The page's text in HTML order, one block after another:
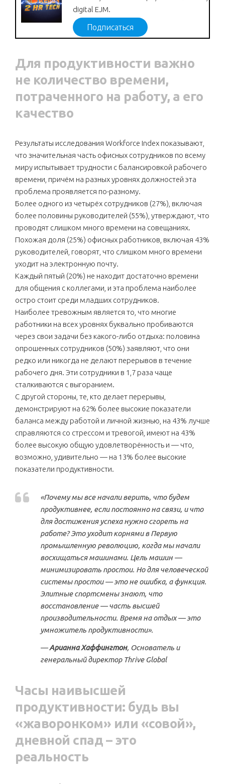
digital EJM.
Подписаться
Для продуктивности важно
не количество времени,
потраченного на работу, а его
качество
Результаты исследования Workforce Index показывают,
что значительная часть офисных сотрудников по всему
миру испытывает трудности с балансировкой рабочего
времени, причём на разных уровнях должностей эта
проблема проявляется по-разному.
Более одного из четырёх сотрудников (27%), включая
более половины руководителей (55%), утверждают, что
проводят слишком много времени на совещаниях.
Похожая доля (25%) офисных работников, включая 43%
руководителей, говорят, что слишком много времени
уходит на электронную почту.
Каждый пятый (20%) не находит достаточно времени
для общения с коллегами, и эта проблема наиболее
остро стоит среди младших сотрудников.
Наиболее тревожным является то, что многие
работники на всех уровнях буквально пробиваются
через свои задачи без какого-либо отдыха: половина
опрошенных сотрудников (50%) заявляют, что они
редко или никогда не делают перерывов в течение
рабочего дня. Эти сотрудники в 1,7 раза чаще
сталкиваются с выгоранием.
С другой стороны, те, кто делает перерывы,
демонстрируют на 62% более высокие показатели
баланса между работой и личной жизнью, на 43% лучше
справляются со стрессом и тревогой, имеют на 43%
более высокую общую удовлетворённость и — что,
возможно, удивительно — на 13% более высокие
показатели продуктивности.
«Почему мы все начали верить, что будем
продуктивнее, если постоянно на связи, и что
для достижения успеха нужно сгореть на
работе? Это уходит корнями в Первую
промышленную революцию, когда мы начали
восхищаться машинами. Цель машин —
минимизировать простои. Но для человеческой
системы простои — это не ошибка, а функция.
Элитные спортсмены знают, что
восстановление — часть высшей
производительности. Время на отдых — это
умножитель продуктивности».
—Арианна Хаффингтон, Основатель и
генеральный директор Thrive Global
Часы наивысшей
продуктивности: будь вы
«жаворонком» или «совой»,
дневной спад – это
реальность